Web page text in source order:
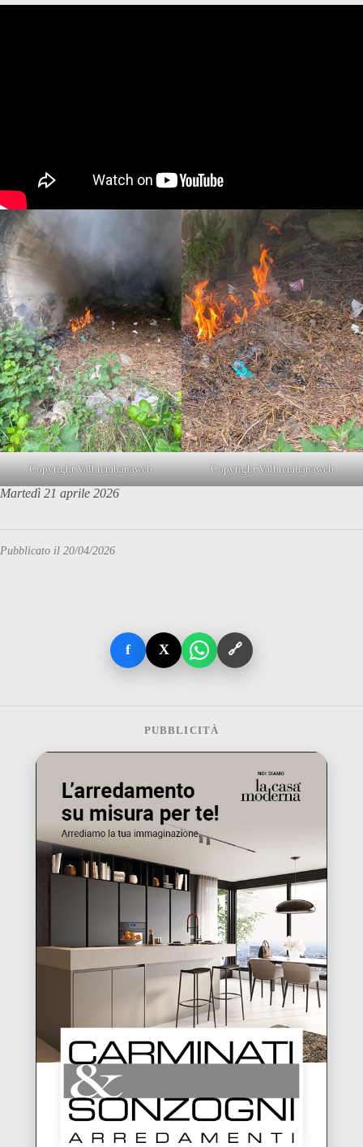
Copyright Valbrembanaweb Copyright Valbrembanaweb
Martedì 21 aprile 2026
Pubblicato il 20/04/2026
f X 🔗
PUBBLICITÀ